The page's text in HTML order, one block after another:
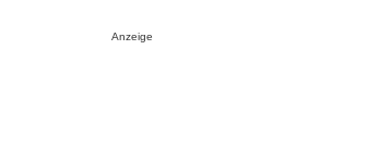
Anzeige